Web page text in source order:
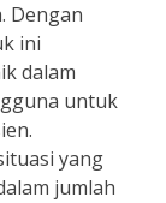
Dengan
ini
dalam
untuk
yang
jumlah